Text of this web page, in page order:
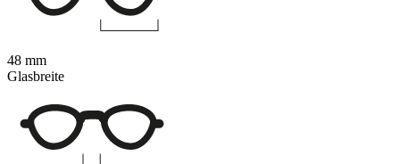
48 mm
Glasbreite